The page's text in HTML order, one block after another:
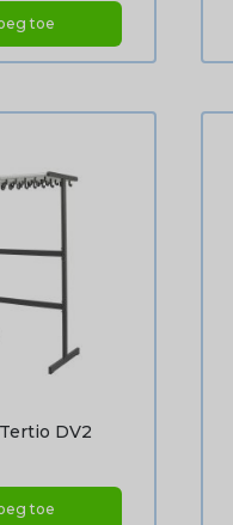
toe
DV2
toe